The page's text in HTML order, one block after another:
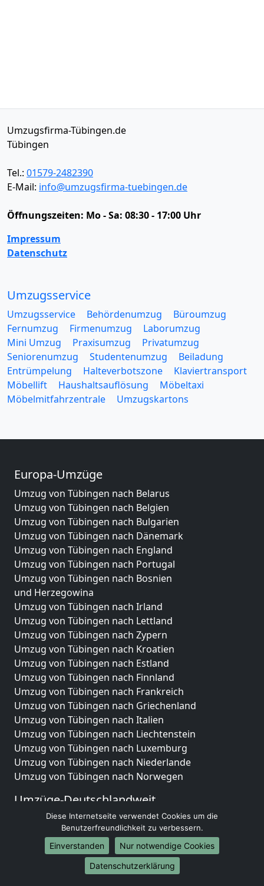
Umzugsfirma-Tübingen.de
Tübingen
Tel.: 01579-2482390
E-Mail: info@umzugsfirma-tuebingen.de
Öffnungszeiten: Mo - Sa: 08:30 - 17:00 Uhr
Impressum
Datenschutz
Umzugsservice
Umzugsservice Behördenumzug
Büroumzug
Fernumzug
Firmenumzug
Laborumzug
Mini Umzug
Praxisumzug
Privatumzug
Seniorenumzug
Studentenumzug
Beiladung
Entrümpelung
Halteverbotszone
Klaviertransport
Möbellift
Haushaltsauflösung
Möbeltaxi
Möbelmitfahrzentrale
Umzugskartons
Europa-Umzüge
Umzug von Tübingen nach Belarus
Umzug von Tübingen nach Belgien
Umzug von Tübingen nach Bulgarien
Umzug von Tübingen nach Dänemark
Umzug von Tübingen nach England
Umzug von Tübingen nach Portugal
Umzug von Tübingen nach Bosnien
und Herzegowina
Umzug von Tübingen nach Irland
Umzug von Tübingen nach Lettland
Umzug von Tübingen nach Zypern
Umzug von Tübingen nach Kroatien
Umzug von Tübingen nach Estland
Umzug von Tübingen nach Finnland
Umzug von Tübingen nach Frankreich
Umzug von Tübingen nach Griechenland
Umzug von Tübingen nach Italien
Umzug von Tübingen nach Liechtenstein
Umzug von Tübingen nach Luxemburg
Umzug von Tübingen nach Niederlande
Umzug von Tübingen nach Norwegen
Umzüge-Deutschlandweit
Umzug von Tübingen nach Berlin
Umzug von Tübingen nach Hamburg
Umzug von Tübingen nach München
Umzug von Tübingen nach Köln
Umzug von Tübingen nach Frankfurt am Main
Diese Internetseite verwendet Cookies um die
Benutzerfreundlichkeit zu verbessern.
Einverstanden
Nur notwendige Cookies
Datenschutzerklärung